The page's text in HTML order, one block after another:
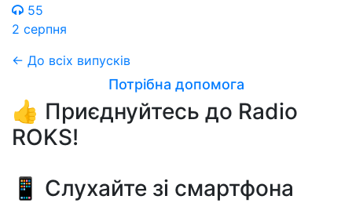
55
2 серпня
← До всіх випусків
Потрібна допомога
👍 Приєднуйтесь до Radio
ROKS!
📱 Слухайте зі смартфона